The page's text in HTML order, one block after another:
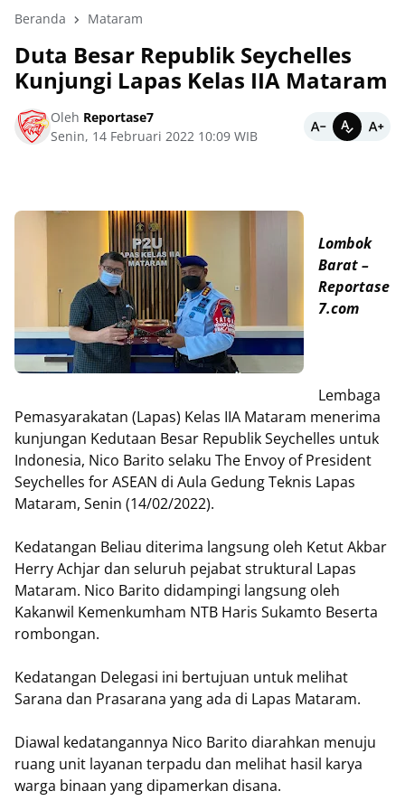
Beranda Mataram
Duta Besar Republik Seychelles
Kunjungi Lapas Kelas IIA Mataram
Oleh Reportase7
Senin, 14 Februari 2022 10:09 WIB
Lombok
Barat –
Reportase
7.com
Lembaga
Pemasyarakatan (Lapas) Kelas IIA Mataram menerima
kunjungan Kedutaan Besar Republik Seychelles untuk
Indonesia, Nico Barito selaku The Envoy of President
Seychelles for ASEAN di Aula Gedung Teknis Lapas
Mataram, Senin (14/02/2022).
Kedatangan Beliau diterima langsung oleh Ketut Akbar
Herry Achjar dan seluruh pejabat struktural Lapas
Mataram. Nico Barito didampingi langsung oleh
Kakanwil Kemenkumham NTB Haris Sukamto Beserta
rombongan.
Kedatangan Delegasi ini bertujuan untuk melihat
Sarana dan Prasarana yang ada di Lapas Mataram.
Diawal kedatangannya Nico Barito diarahkan menuju
ruang unit layanan terpadu dan melihat hasil karya
warga binaan yang dipamerkan disana.